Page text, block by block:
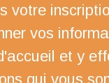
votre
vos
et y
qui vous